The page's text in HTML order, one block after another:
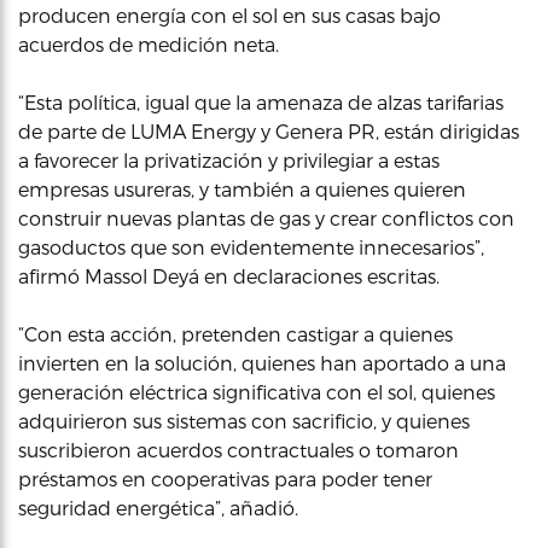
producen energía con el sol en sus casas bajo
acuerdos de medición neta.
“Esta política, igual que la amenaza de alzas tarifarias
de parte de LUMA Energy y Genera PR, están dirigidas
a favorecer la privatización y privilegiar a estas
empresas usureras, y también a quienes quieren
construir nuevas plantas de gas y crear conflictos con
gasoductos que son evidentemente innecesarios”,
afirmó Massol Deyá en declaraciones escritas.
“Con esta acción, pretenden castigar a quienes
invierten en la solución, quienes han aportado a una
generación eléctrica significativa con el sol, quienes
adquirieron sus sistemas con sacrificio, y quienes
suscribieron acuerdos contractuales o tomaron
préstamos en cooperativas para poder tener
seguridad energética”, añadió.